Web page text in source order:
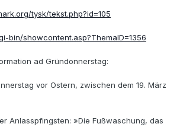
tysk/tekst.php?id=105
bin/showcontent.asp?ThemaID=1356
ad Gründonnerstag:
vor Ostern, zwischen dem 19. März
Anlasspfingsten: »Die Fußwaschung, das